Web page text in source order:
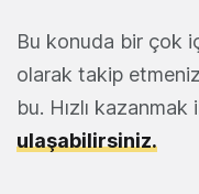
Bu konuda bir çok
olarak takip
bu. Hızlı kazanmak
ulaşabilirsiniz.